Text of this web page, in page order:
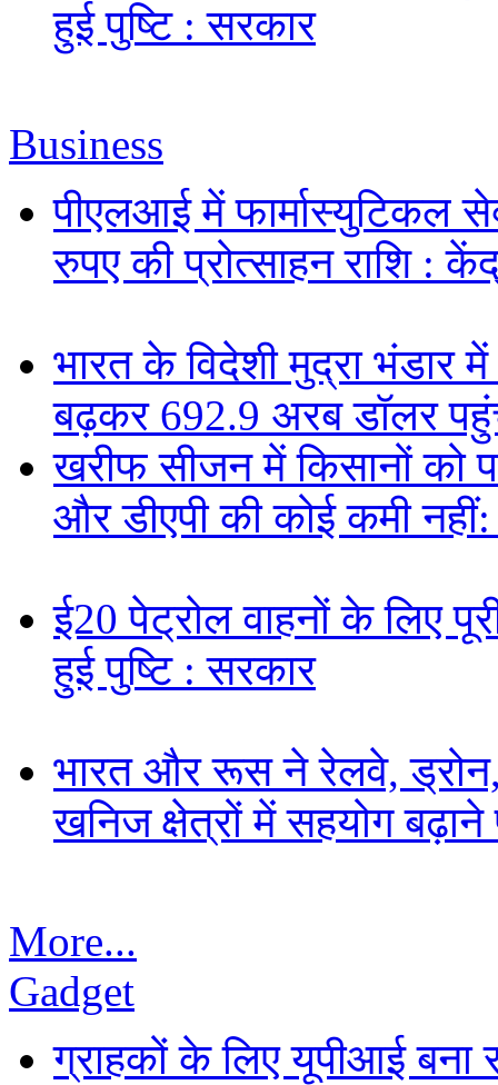
हुई पुष्टि : सरकार
Business
पीएलआई में फार्मास्युटिकल
रुपए की प्रोत्साहन राशि :
भारत के विदेशी मुद्रा भंडार
बढ़कर 692.9 अरब डॉलर
खरीफ सीजन में किसानों को
और डीएपी की कोई कमी
ई20 पेट्रोल वाहनों के लिए
हुई पुष्टि : सरकार
भारत और रूस ने रेलवे, ड्रोन,
खनिज क्षेत्रों में सहयोग
More...
Gadget
ग्राहकों के लिए यूपीआई